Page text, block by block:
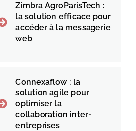
Zimbra AgroParisTech :
la solution efficace pour
accéder à la messagerie
web
Connexaflow : la
solution agile pour
optimiser la
collaboration inter-
entreprises